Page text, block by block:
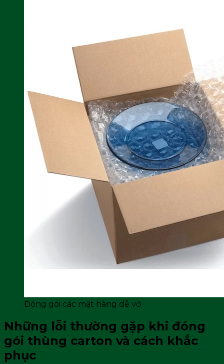
Đóng gói các mặt hàng dễ vỡ
Những lỗi thường gặp khi đóng
gói thùng carton và cách khắc
phục